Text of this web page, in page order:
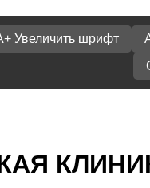
Увеличить шрифт